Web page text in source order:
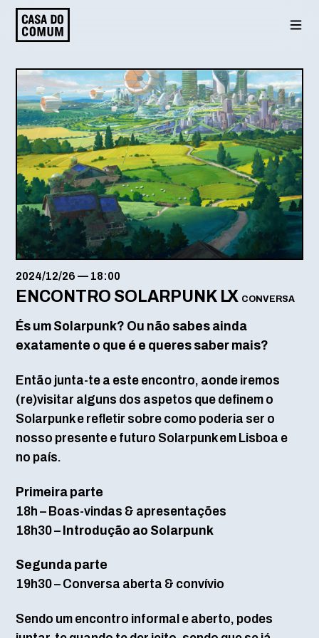
Saltar
para
conteúdo
2024/12/26 — 18:00
ENCONTRO SOLARPUNK LX CONVERSA
És um Solarpunk? Ou não sabes ainda
exatamente o que é e queres saber mais?
​Então junta-te a este encontro, aonde iremos
(re)visitar alguns dos aspetos que definem o
Solarpunk e refletir sobre como poderia ser o
nosso presente e futuro Solarpunk em Lisboa e
no país.
Primeira parte
18h – Boas-vindas & apresentações
18h30 –Introdução ao Solarpunk
Segunda parte
19h30 – Conversa aberta & convívio
​Sendo um encontro informal e aberto, podes